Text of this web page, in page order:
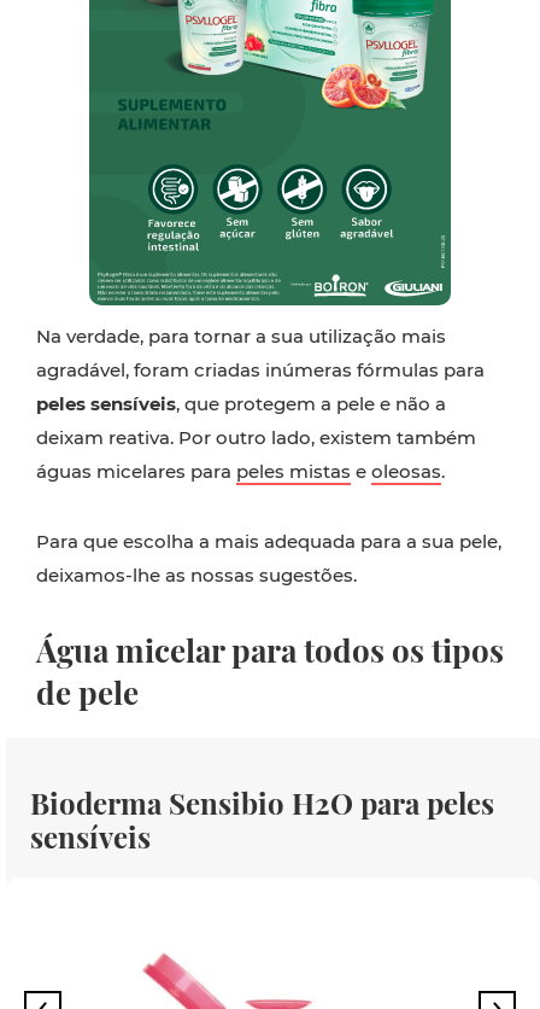
Na verdade, para tornar a sua utilização mais
agradável, foram criadas inúmeras fórmulas para
peles sensíveis, que protegem a pele e não a
deixam reativa. Por outro lado, existem também
águas micelares para peles mistas e oleosas.
Para que escolha a mais adequada para a sua pele,
deixamos-lhe as nossas sugestões.
Água micelar para todos os tipos
de pele
Bioderma Sensibio H2O para peles
sensíveis